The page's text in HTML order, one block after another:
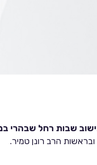
שבות רחל שבהרי
הרב רונן טמיר.